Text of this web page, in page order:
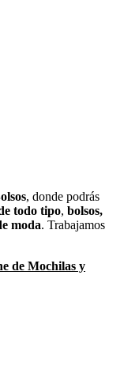
, donde podrás
todo tipo, bolsos,
moda. Trabajamos
de Mochilas y